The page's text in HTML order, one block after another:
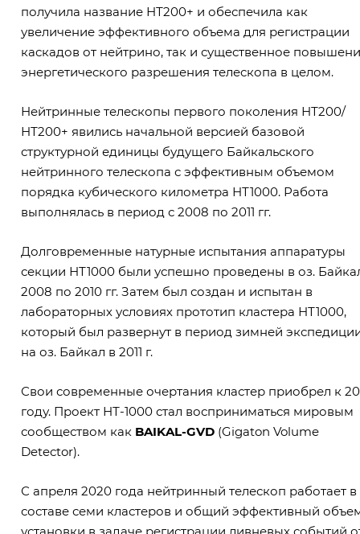
получила название НТ200+ и обеспечила как
увеличение эффективного объема для регистрации
каскадов от нейтрино, так и существенное
энергетического разрешения телескопа в целом.
Нейтринные телескопы первого поколения НТ200/
НТ200+ явились начальной версией базовой
структурной единицы будущего Байкальского
нейтринного телескопа с эффективным объемом
порядка кубического километра НТ1000. Работа
выполнялась в период с 2008 по 2011 гг.
Долговременные натурные испытания аппаратуры
секции НТ1000 были успешно проведены в оз.
2008 по 2010 гг. Затем был создан и испытан в
лабораторных условиях прототип кластера НТ1000,
который был развернут в период зимней
на оз. Байкал в 2011 г.
Свои современные очертания кластер приобрел к
году. Проект НТ-1000 стал восприниматься мировым
сообществом как BAIKAL-GVD (Gigaton Volume
Detector).
С апреля 2020 года нейтринный телескоп работает в
составе семи кластеров и общий эффективный